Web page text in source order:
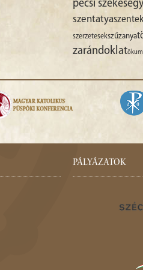
pécsi
szentatyaszentek
szerzetesekszűzanya
zarándoklat
PÁLYÁZATOK